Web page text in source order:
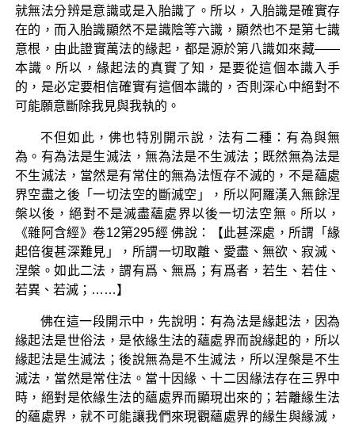
就無法分辨是意識或是入胎識了。所以，入胎識是確實存
在的，而入胎識顯然不是識陰等六識，顯然也不是第七識
意根，由此證實萬法的緣起，都是源於第八識如來藏——
本識。所以，緣起法的真實了知，是要從這個本識入手
的，是必定要相信確實有這個本識的，否則深心中絕對不
可能願意斷除我見與我執的。
不但如此，佛也特別開示說，法有二種：有為與無
為。有為法是生滅法，無為法是不生滅法；既然無為法是
不生滅法，當然是有常住的無為法恆存不滅的，不是蘊處
界空盡之後「一切法空的斷滅空」，所以阿羅漢入無餘涅
槃以後，絕對不是滅盡蘊處界以後一切法空無。所以，
《雜阿含經》卷12第295經 佛說：【此甚深處，所謂「緣
起倍復甚深難見」，所謂一切取離、愛盡、無欲、寂滅、
涅槃。如此二法，謂有爲、無爲；有爲者，若生、若住、
若異、若滅；……】
佛在這一段開示中，先說明：有為法是緣起法，因為
緣起法是世俗法，是依緣生法的蘊處界而說緣起的，所以
緣起法是生滅法；後說無為是不生滅法，所以涅槃是不生
滅法，當然是常住法。當十因緣、十二因緣法存在三界中
時，絕對是依緣生法的蘊處界而顯現出來的；若離緣生法
的蘊處界，就不可能讓我們來現觀蘊處界的緣生與緣滅，